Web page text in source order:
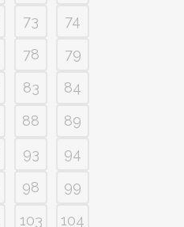
73
74
78
79
83
84
88
89
93
94
98
99
103
104